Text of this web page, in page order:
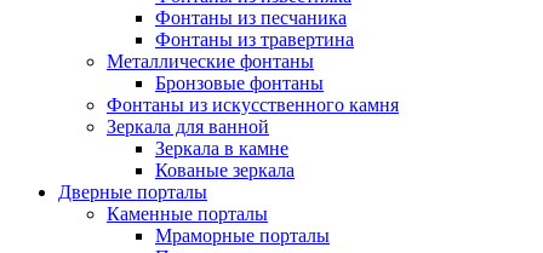
Фонтаны из песчаника
Фонтаны из травертина
Металлические фонтаны
Бронзовые фонтаны
Фонтаны из искусственного камня
Зеркала для ванной
Зеркала в камне
Кованые зеркала
Дверные порталы
Каменные порталы
Мраморные порталы